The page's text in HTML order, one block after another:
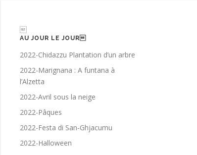
AU JOUR LE JOUR
2022-Chidazzu Plantation d’un arbre
2022-Marignana : A funtana à
l’Alzetta
2022-Avril sous la neige
2022-Pâques
2022-Festa di San-Ghjacumu
2022-Halloween